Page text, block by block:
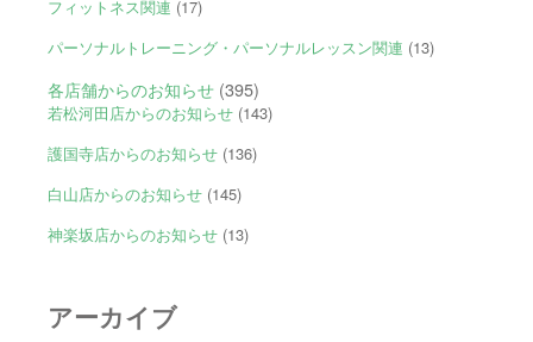
フィットネス関連 (17)
パーソナルトレーニング・パーソナルレッスン関連 (13)
各店舗からのお知らせ(395)
若松河田店からのお知らせ(143)
護国寺店からのお知らせ(136)
白山店からのお知らせ(145)
神楽坂店からのお知らせ(13)
アーカイブ